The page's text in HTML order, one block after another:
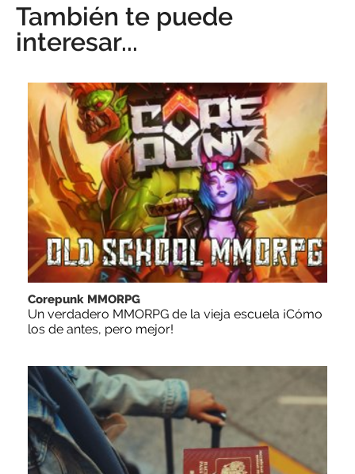
También te puede
interesar...
Corepunk MMORPG
Un verdadero MMORPG de la vieja escuela ¡Cómo
los de antes, pero mejor!